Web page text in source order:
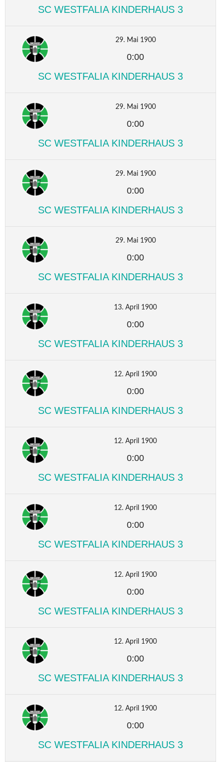
SC WESTFALIA KINDERHAUS 3
29. Mai 1900
0:00
SC WESTFALIA KINDERHAUS 3
29. Mai 1900
0:00
SC WESTFALIA KINDERHAUS 3
29. Mai 1900
0:00
SC WESTFALIA KINDERHAUS 3
29. Mai 1900
0:00
SC WESTFALIA KINDERHAUS 3
13. April 1900
0:00
SC WESTFALIA KINDERHAUS 3
12. April 1900
0:00
SC WESTFALIA KINDERHAUS 3
12. April 1900
0:00
SC WESTFALIA KINDERHAUS 3
12. April 1900
0:00
SC WESTFALIA KINDERHAUS 3
12. April 1900
0:00
SC WESTFALIA KINDERHAUS 3
12. April 1900
0:00
SC WESTFALIA KINDERHAUS 3
12. April 1900
0:00
SC WESTFALIA KINDERHAUS 3